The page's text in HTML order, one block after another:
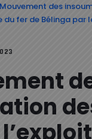
Mouvement des
du fer de Bélinga